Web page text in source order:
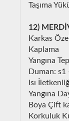
Taşıma
12)
Karkas
Kaplama
Yangına
Duman: s1
Isı
Yangına
Boya Çift
Korkuluk